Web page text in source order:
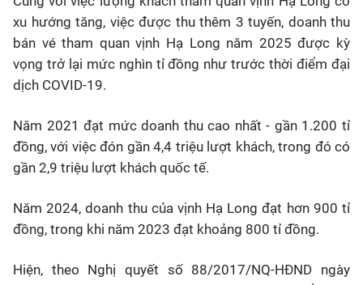
xu hướng tăng, việc được thu thêm 3 tuyến, doanh thu
bán vé tham quan vịnh Hạ Long năm 2025 được kỳ
vọng trở lại mức nghìn tỉ đồng như trước thời điểm đại
dịch COVID-19.
Năm 2021 đạt mức doanh thu cao nhất - gần 1.200 tỉ
đồng, với việc đón gần 4,4 triệu lượt khách, trong đó có
gần 2,9 triệu lượt khách quốc tế.
Năm 2024, doanh thu của vịnh Hạ Long đạt hơn 900 tỉ
đồng, trong khi năm 2023 đạt khoảng 800 tỉ đồng.
Hiện, theo Nghị quyết số 88/2017/NQ-HĐND ngày